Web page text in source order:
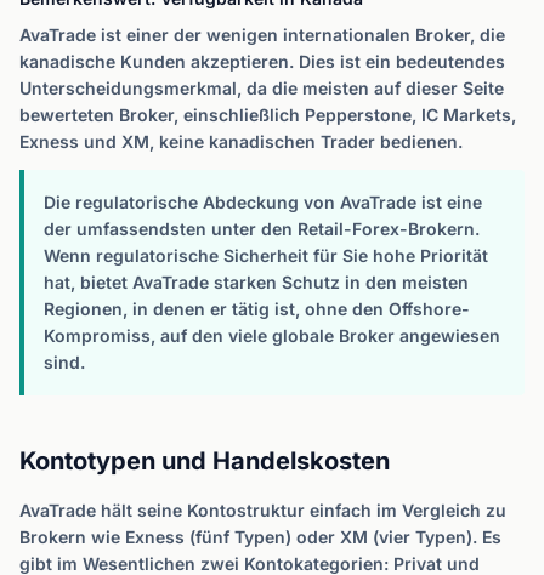
AvaTrade ist einer der wenigen internationalen Broker, die
kanadische Kunden akzeptieren. Dies ist ein bedeutendes
Unterscheidungsmerkmal, da die meisten auf dieser Seite
bewerteten Broker, einschließlich Pepperstone, IC Markets,
Exness und XM, keine kanadischen Trader bedienen.
Die regulatorische Abdeckung von AvaTrade ist eine
der umfassendsten unter den Retail-Forex-Brokern.
Wenn regulatorische Sicherheit für Sie hohe Priorität
hat, bietet AvaTrade starken Schutz in den meisten
Regionen, in denen er tätig ist, ohne den Offshore-
Kompromiss, auf den viele globale Broker angewiesen
sind.
Kontotypen und Handelskosten
AvaTrade hält seine Kontostruktur einfach im Vergleich zu
Brokern wie Exness (fünf Typen) oder XM (vier Typen). Es
gibt im Wesentlichen zwei Kontokategorien: Privat und